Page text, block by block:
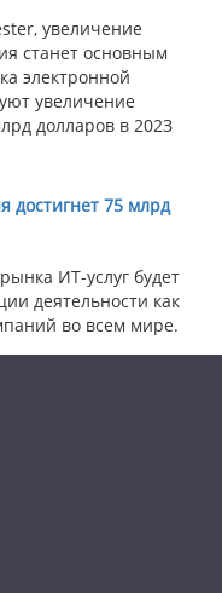
увеличение
станет основным
электронной
увеличение
долларов в 202З
75 млрд
ИТ-услуг будет
деятельности как
во всем мире.